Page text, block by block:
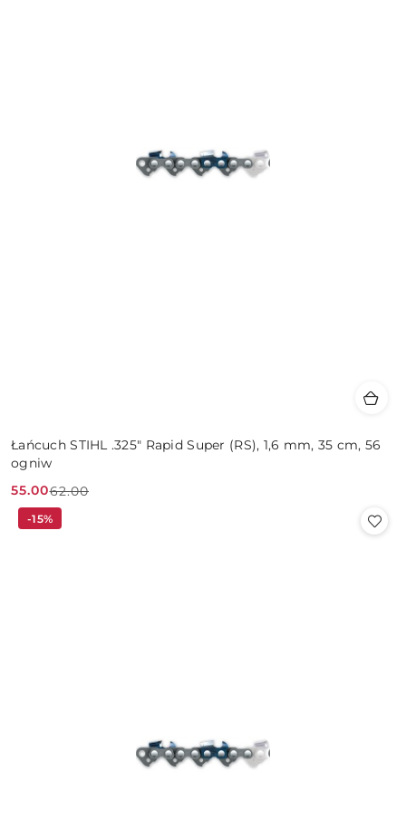
Łańcuch STIHL .325" Rapid Super (RS), 1,6 mm, 35 cm, 56
ogniw
Cena
promocyjna:
55.00
Cena
przed
62.00
-15%